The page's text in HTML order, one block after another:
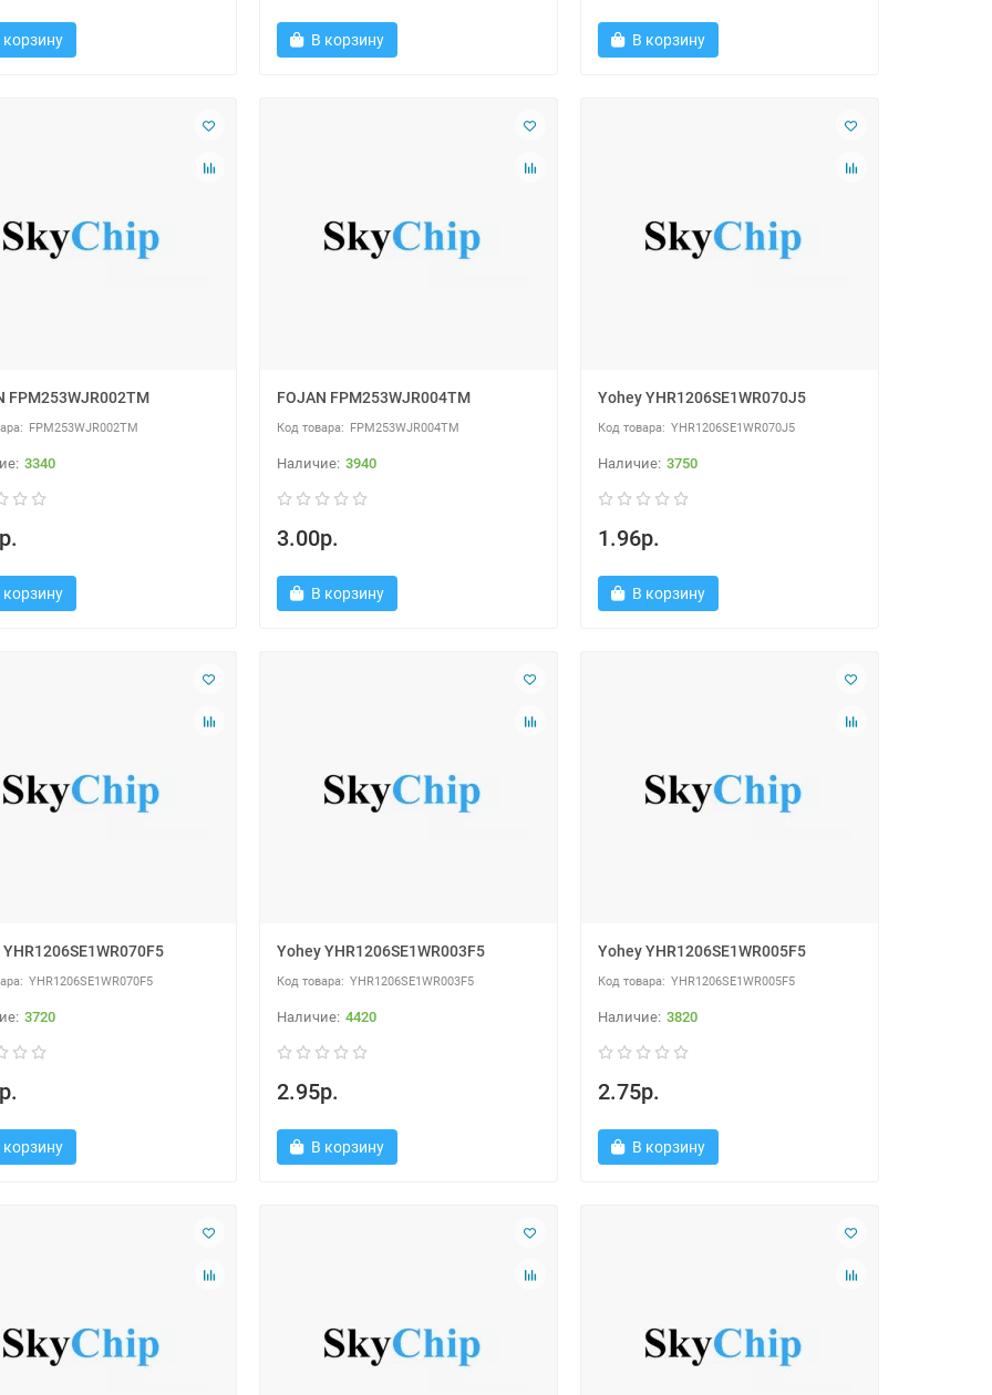
корзину В корзину В корзину
FPM253WJR002TM
FPM253WJR002TM
3340
корзину
FOJAN FPM253WJR004TM
FPM253WJR004TM
3940
3.00р.
В корзину
Yohey YHR1206SE1WR070J5
YHR1206SE1WR070J5
3750
1.96р.
В корзину
YHR1206SE1WR070F5
3720
корзину
Yohey YHR1206SE1WR003F5
YHR1206SE1WR003F5
4420
2.95р.
В корзину
Yohey YHR1206SE1WR005F5
YHR1206SE1WR005F5
3820
2.75р.
В корзину